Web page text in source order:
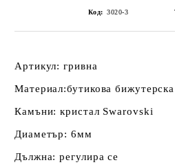
Код: 3020-3
Артикул: гривна
Материал:бутикова
Камъни: кристал Swarovski
Диаметър: 6мм
Дължна: регулира се